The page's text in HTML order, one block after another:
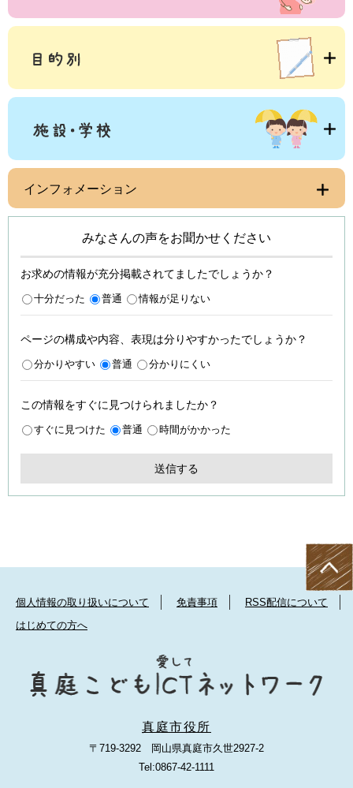
インフォメーション
みなさんの声をお聞かせください
お求めの情報が充分掲載されてましたでしょうか？
十分だった 普通 情報が足りない
ページの構成や内容、表現は分りやすかったでしょうか？
分かりやすい 普通 分かりにくい
この情報をすぐに見つけられましたか？
すぐに見つけた 普通 時間がかかった
個人情報の取り扱いについて 免責事項
RSS配信について
はじめての方へ
真庭市役所
〒719-3292 岡山県真庭市久世2927-2
Tel:0867-42-1111